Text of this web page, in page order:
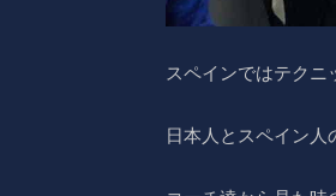
スペインではテクニ
日本人とスペイン人